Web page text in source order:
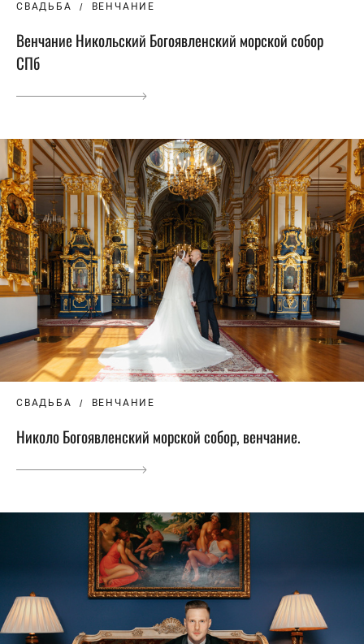
СВАДЬБА ВЕНЧАНИЕ
Венчание Никольский Богоявленский морской собор
СПб
СВАДЬБА ВЕНЧАНИЕ
Николо Богоявленский морской собор, венчание.